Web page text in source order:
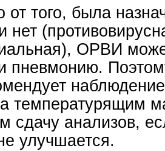
от того, была
нет
ОРВИ
пневмонию.
температурящим
сдачу анализов,
улучшается.